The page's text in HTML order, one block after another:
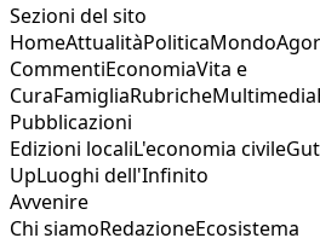
Sezioni del sito
HomeAttualitàPoliticaMondo
CommentiEconomiaVita e
CuraFamigliaRubricheMultimedia
Pubblicazioni
Edizioni localiL'economia civile
UpLuoghi dell'Infinito
Avvenire
Chi siamoRedazioneEcosistema